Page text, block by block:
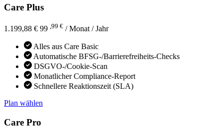
Care Plus
1.199,88 € 99 ,99 € / Monat / Jahr
Alles aus Care Basic
Automatische BFSG-/Barrierefreiheits-Checks
DSGVO-/Cookie-Scan
Monatlicher Compliance-Report
Schnellere Reaktionszeit (SLA)
Plan wählen
Care Pro